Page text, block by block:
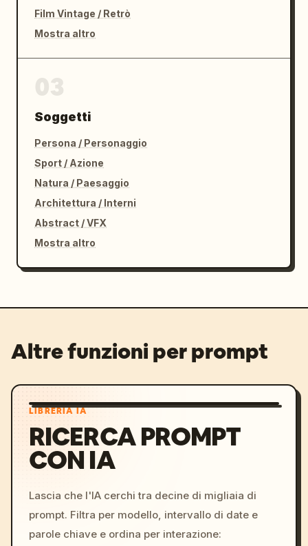
Film Vintage / Retrò
Mostra altro
Soggetti
Persona / Personaggio
Sport / Azione
Natura / Paesaggio
Architettura / Interni
Abstract / VFX
Mostra altro
Altre funzioni per prompt
LIBRERIA IA
RICERCA PROMPT
CON IA
Lascia che l'IA cerchi tra decine di migliaia di
prompt. Filtra per modello, intervallo di date e
parole chiave e ordina per interazione: